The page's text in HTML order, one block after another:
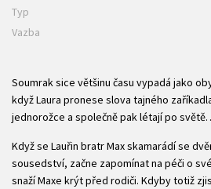
Typ
Vazba
Soumrak sice většinu času vypadá jako
když Laura pronese slova tajného
jednorožce a společně pak létají po
Když se Lauřin bratr Max skamarádí se
sousedství, začne zapomínat na péči o
snaží Maxe krýt před rodiči. Kdyby totiž